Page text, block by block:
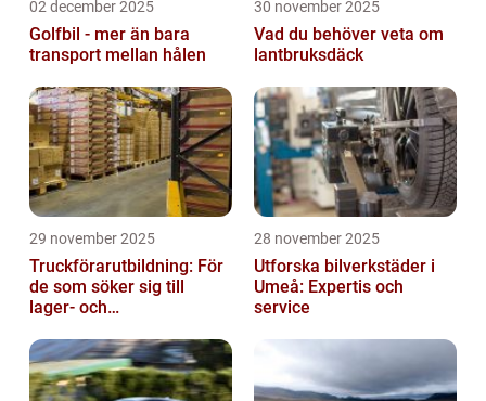
02 december 2025
Golfbil - mer än bara
transport mellan hålen
30 november 2025
Vad du behöver veta om
lantbruksdäck
29 november 2025
Truckförarutbildning: För
de som söker sig till
lager- och
28 november 2025
Utforska bilverkstäder i
Umeå: Expertis och
service